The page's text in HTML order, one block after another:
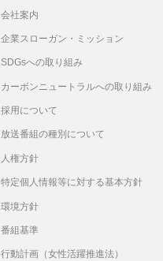
会社案内
企業スローガン・ミッション
SDGsへの取り組み
カーボンニュートラルへの取り組み
採用について
放送番組の種別について
人権方針
特定個人情報等に対する基本方針
環境方針
番組基準
行動計画（女性活躍推進法）